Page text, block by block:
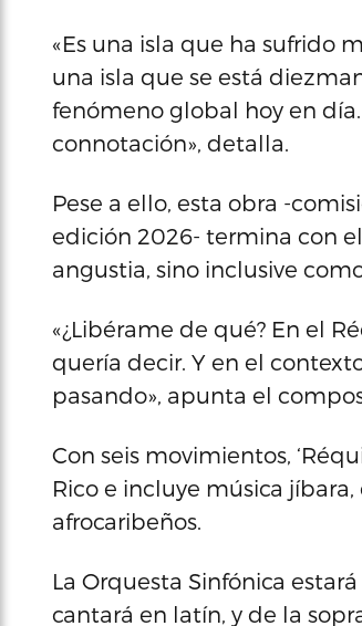
«Es una isla que ha sufrido
una isla que se está
fenómeno global hoy en
connotación», detalla.
Pese a ello, esta obra -
edición 2026- termina con el
angustia, sino inclusive
«¿Libérame de qué? En el
quería decir. Y en el
pasando», apunta el
Con seis movimientos,
Rico e incluye música
afrocaribeños.
La Orquesta Sinfónica
cantará en latín, y de la